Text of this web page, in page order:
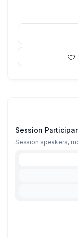
Session
Session speakers,